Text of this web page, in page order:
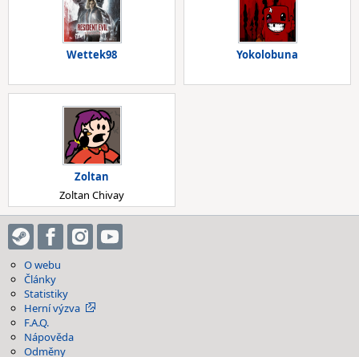
Wettek98 Yokolobuna
Zoltan
Zoltan Chivay
O webu
Články
Statistiky
Herní výzva
F.A.Q.
Nápověda
Odměny